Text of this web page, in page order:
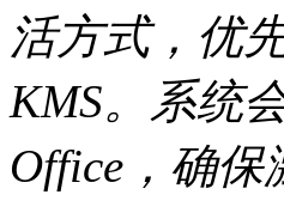
活方式，优
KMS。系统
Office，确